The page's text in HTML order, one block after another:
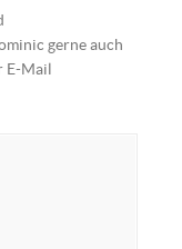
gerne auch
E-Mail